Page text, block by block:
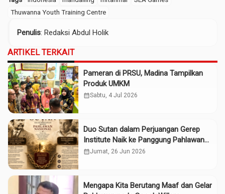
Thuwanna Youth Training Centre
Penulis: Redaksi Abdul Holik
ARTIKEL TERKAIT
Pameran di PRSU, Madina Tampilkan
Produk UMKM
calendar_monthSabtu, 4 Jul 2026
Duo Sutan dalam Perjuangan Gerep
Institute Naik ke Panggung Pahlawan
Nasional
calendar_monthJumat, 26 Jun 2026
Mengapa Kita Berutang Maaf dan Gelar